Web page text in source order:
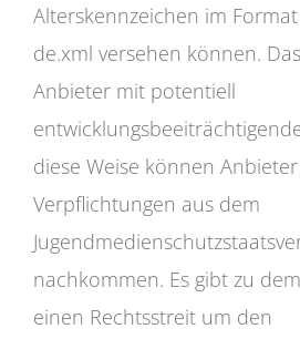
Alterskennzeichen im
de.xml versehen können.
Anbieter mit potentiell
diese Weise können
Verpflichtungen aus dem
nachkommen. Es gibt zu
einen Rechtsstreit um den